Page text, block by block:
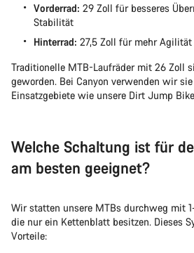
Vorderrad: 29 Zoll für besseres
Stabilität
Hinterrad: 27,5 Zoll für mehr
Traditionelle MTB-Laufräder mit 26 Zoll
geworden. Bei Canyon verwenden wir
Einsatzgebiete wie unsere Dirt Jump
Welche Schaltung ist für
am besten geeignet?
Wir statten unsere MTBs durchweg mit
die nur ein Kettenblatt besitzen. Dieses
Vorteile: